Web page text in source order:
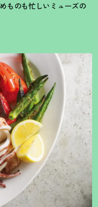
ものも忙しいミューズの